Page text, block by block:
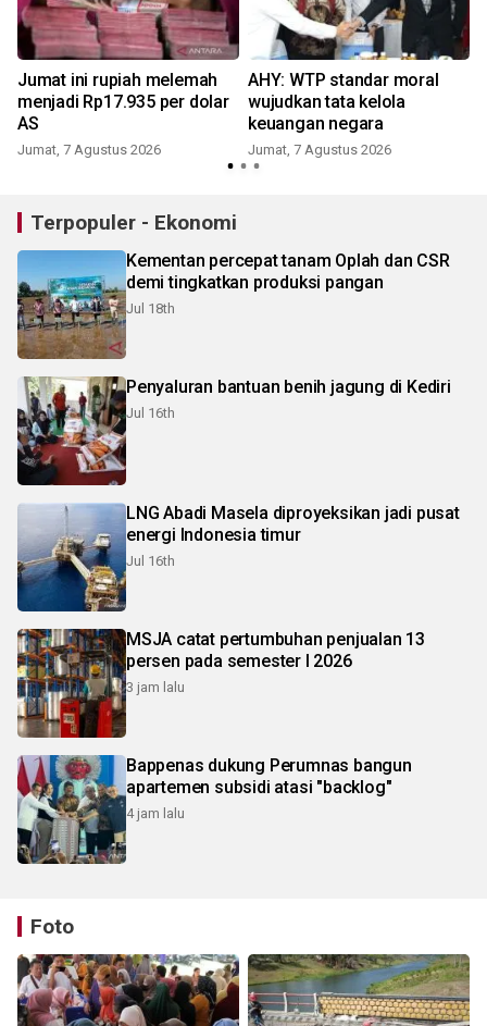
Jumat ini rupiah melemah
menjadi Rp17.935 per dolar
AS
Jumat, 7 Agustus 2026
AHY: WTP standar moral
wujudkan tata kelola
keuangan negara
Jumat, 7 Agustus 2026
Terpopuler - Ekonomi
Kementan percepat tanam Oplah dan CSR
demi tingkatkan produksi pangan
Jul 18th
Penyaluran bantuan benih jagung di Kediri
Jul 16th
LNG Abadi Masela diproyeksikan jadi pusat
energi Indonesia timur
Jul 16th
MSJA catat pertumbuhan penjualan 13
persen pada semester I 2026
3 jam lalu
Bappenas dukung Perumnas bangun
apartemen subsidi atasi "backlog"
4 jam lalu
Foto